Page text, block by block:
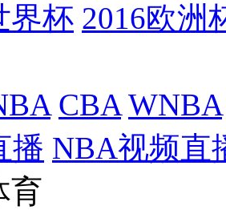
界杯 2016欧洲
CBA WNBA
播 NBA视频直
育